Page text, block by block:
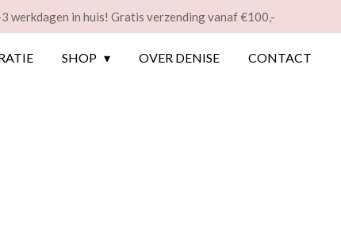
werkdagen in huis! Gratis verzending vanaf €100,-
SHOP OVER DENISE CONTACT